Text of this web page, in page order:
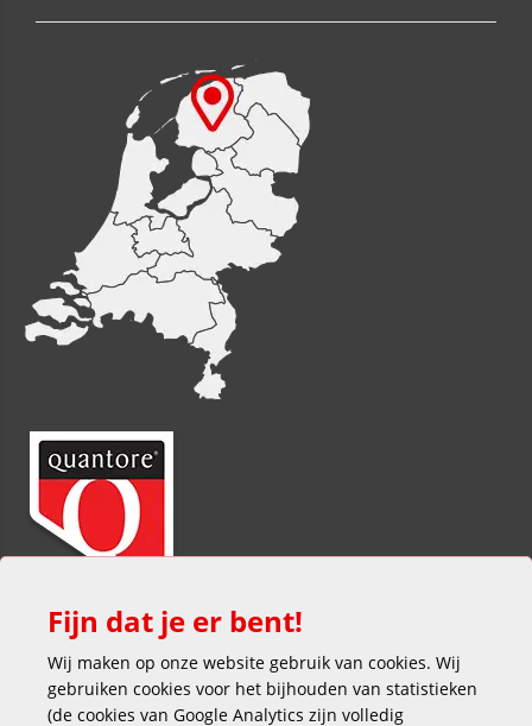
Fijn dat je er bent!
Wij maken op onze website gebruik van cookies. Wij
gebruiken cookies voor het bijhouden van statistieken
(de cookies van Google Analytics zijn volledig